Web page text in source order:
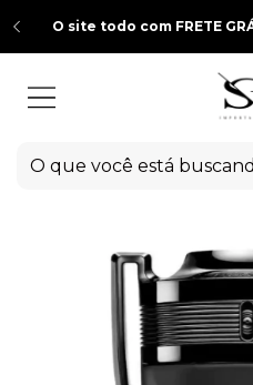
O site todo com FRETE